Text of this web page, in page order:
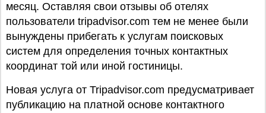
месяц. Оставляя свои отзывы об отелях
пользователи tripadvisor.com тем не менее были
вынуждены прибегать к услугам поисковых
систем для определения точных контактных
координат той или иной гостиницы.
Новая услуга от Tripadvisor.com предусматривает
публикацию на платной основе контактного